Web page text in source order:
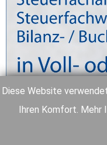
Diese Website
Ihren Komfort. Mehr